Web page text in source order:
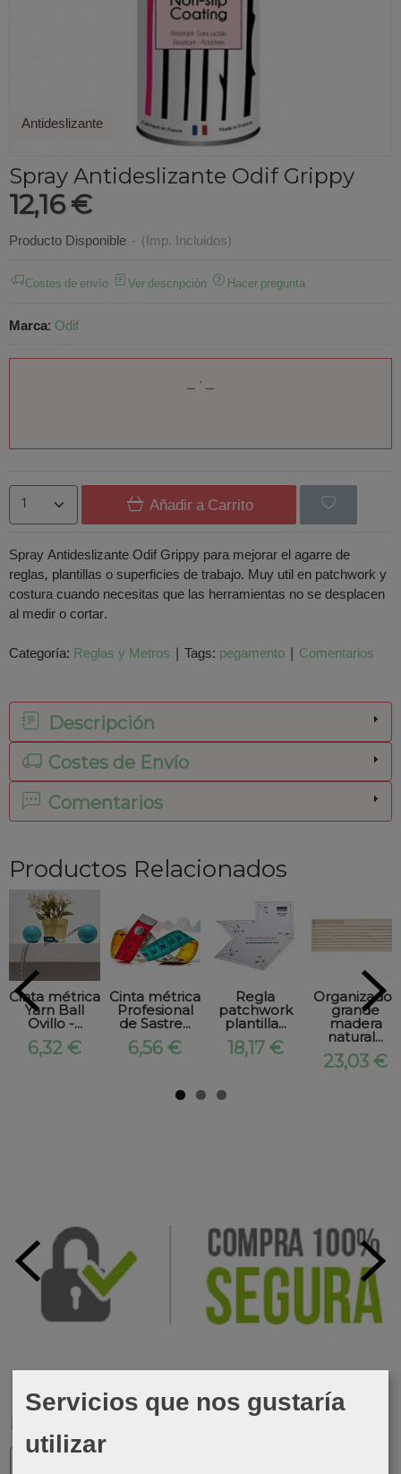
Antideslizante
Spray Antideslizante Odif Grippy
12,16 €
Producto Disponible - (Imp. Incluidos)
Costes de envío Ver descripción Hacer pregunta
Marca: Odif
Añadir a Carrito
Spray Antideslizante Odif Grippy para mejorar el agarre de
reglas, plantillas o superficies de trabajo. Muy util en patchwork y
costura cuando necesitas que las herramientas no se desplacen
al medir o cortar.
Categoría: Reglas y Metros | Tags: pegamento | Comentarios
Descripción
Costes de Envío
Comentarios
Productos Relacionados
Cinta métrica
Yarn Ball
Ovillo -...
6,32 €
Cinta métrica
Profesional
de Sastre...
6,56 €
Regla
patchwork
plantilla...
18,17 €
Organizador
grande
madera
natural...
23,03 €
Servicios que nos gustaría
utilizar